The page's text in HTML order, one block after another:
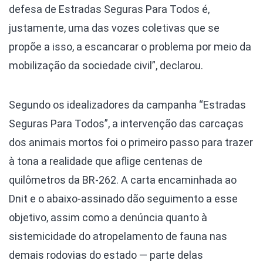
defesa de Estradas Seguras Para Todos é,
justamente, uma das vozes coletivas que se
propõe a isso, a escancarar o problema por meio da
mobilização da sociedade civil”, declarou.
Segundo os idealizadores da campanha “Estradas
Seguras Para Todos”, a intervenção das carcaças
dos animais mortos foi o primeiro passo para trazer
à tona a realidade que aflige centenas de
quilômetros da BR-262. A carta encaminhada ao
Dnit e o abaixo-assinado dão seguimento a esse
objetivo, assim como a denúncia quanto à
sistemicidade do atropelamento de fauna nas
demais rodovias do estado — parte delas